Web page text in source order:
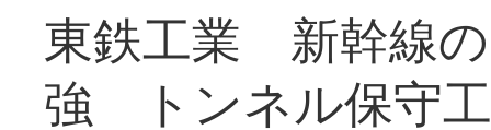
東鉄工業 新幹線
強 トンネル保守